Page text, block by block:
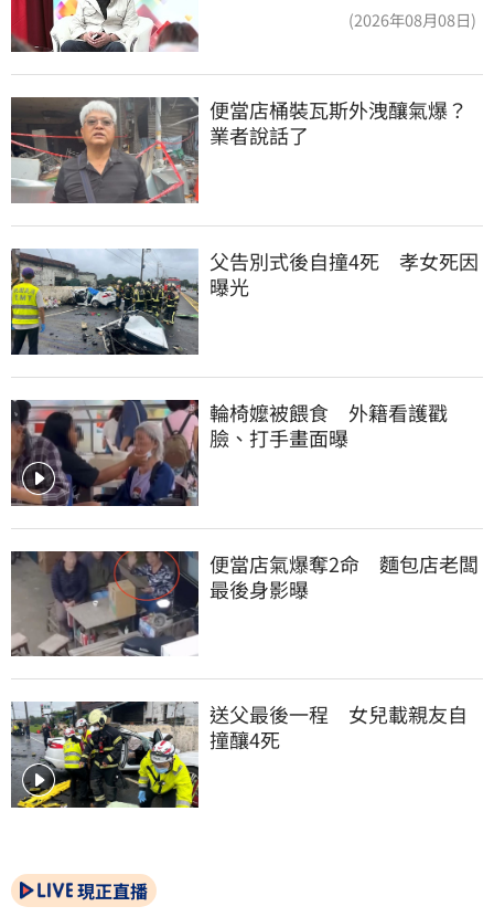
(2026年08月08日)
便當店桶裝瓦斯外洩釀氣爆？
業者說話了
父告別式後自撞4死　孝女死因
曝光
輪椅嬤被餵食　外籍看護戳
臉、打手畫面曝
便當店氣爆奪2命　麵包店老闆
最後身影曝
送父最後一程　女兒載親友自
撞釀4死
現正直播